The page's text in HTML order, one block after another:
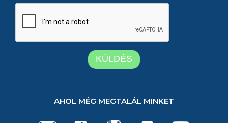
AHOL MÉG MEGTALÁL MINKET